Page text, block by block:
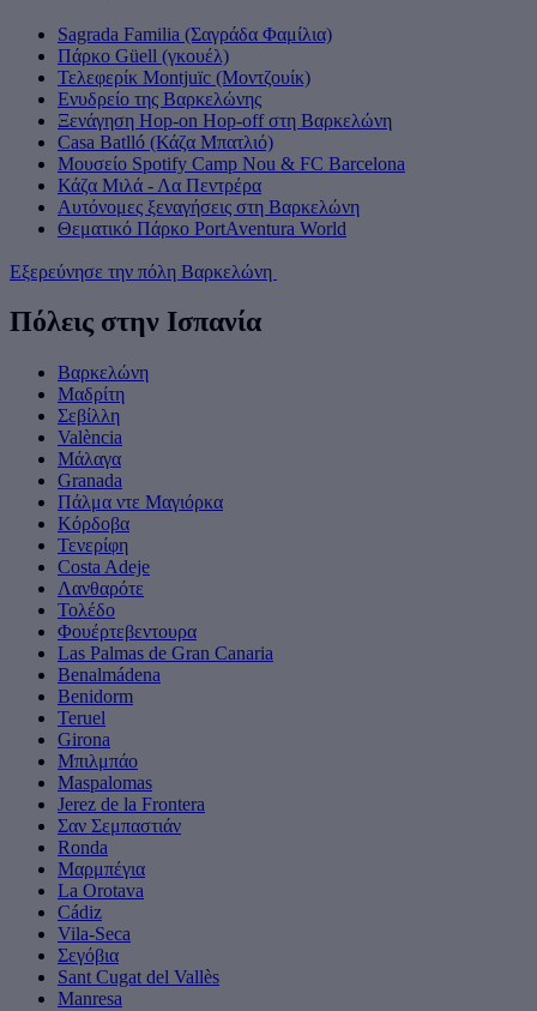
Sagrada Familia (Σαγράδα Φαμίλια)
Πάρκο Güell (γκουέλ)
Τελεφερίκ Montjuïc (Μοντζουίκ)
Ενυδρείο της Βαρκελώνης
Ξενάγηση Hop-on Hop-off στη Βαρκελώνη
Casa Batlló (Κάζα Μπατλιό)
Μουσείο Spotify Camp Nou & FC Barcelona
Κάζα Μιλά - Λα Πεντρέρα
Αυτόνομες ξεναγήσεις στη Βαρκελώνη
Θεματικό Πάρκο PortAventura World
Εξερεύνησε την πόλη Βαρκελώνη
Πόλεις στην Ισπανία
Βαρκελώνη
Μαδρίτη
Σεβίλλη
València
Μάλαγα
Granada
Πάλμα ντε Μαγιόρκα
Κόρδοβα
Τενερίφη
Costa Adeje
Λανθαρότε
Τολέδο
Φουέρτεβεντουρα
Las Palmas de Gran Canaria
Benalmádena
Benidorm
Teruel
Girona
Μπιλμπάο
Maspalomas
Jerez de la Frontera
Σαν Σεμπαστιάν
Ronda
Μαρμπέγια
La Orotava
Cádiz
Vila-Seca
Σεγόβια
Sant Cugat del Vallès
Manresa